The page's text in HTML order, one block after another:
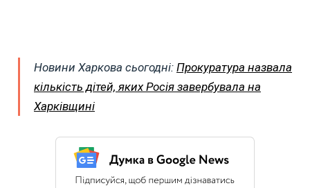
Новини Харкова сьогодні: Прокуратура назвала
кількість дітей, яких Росія завербувала на
Харківщині